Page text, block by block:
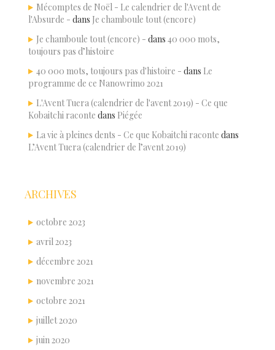
Mécomptes de Noël - Le calendrier de l'Avent de
l'Absurde - dans Je chamboule tout (encore)
Je chamboule tout (encore) - dans 40 000 mots,
toujours pas d’histoire
40 000 mots, toujours pas d'histoire - dans Le
programme de ce Nanowrimo 2021
L'Avent Tuera (calendrier de l'avent 2019) - Ce que
Kobaitchi raconte dans Piégée
La vie à pleines dents - Ce que Kobaitchi raconte dans
L’Avent Tuera (calendrier de l’avent 2019)
ARCHIVES
octobre 2023
avril 2023
décembre 2021
novembre 2021
octobre 2021
juillet 2020
juin 2020